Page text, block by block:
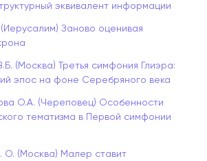
эквивалент информации
Заново оценивая
(Москва) Третья симфония Глиэра:
эпос на фоне Серебряного века
О.А. (Череповец) Особенности
тематизма в Первой симфонии
О. (Москва) Малер ставит